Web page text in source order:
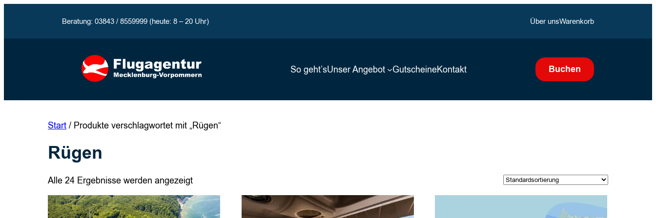
Beratung: 03843 / 8559999 (heute: 8 – 20 Uhr) Über unsWarenkorb
So geht’sUnser Angebot GutscheineKontakt Buchen
Start / Produkte verschlagwortet mit „Rügen“
Rügen
Alle 24 Ergebnisse werden angezeigt